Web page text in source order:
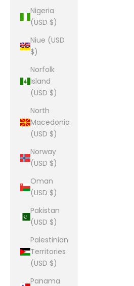
Nigeria
(USD $)
Niue (USD
$)
Norfolk
Island
(USD $)
North
Macedonia
(USD $)
Norway
(USD $)
Oman
(USD $)
Pakistan
(USD $)
Palestinian
Territories
(USD $)
Panama